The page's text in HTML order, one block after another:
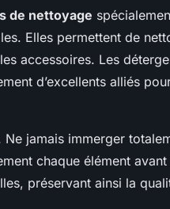
de nettoyage
Elles permettent de
accessoires. Les
d’excellents alliés
jamais immerger
chaque élément
préservant ainsi la